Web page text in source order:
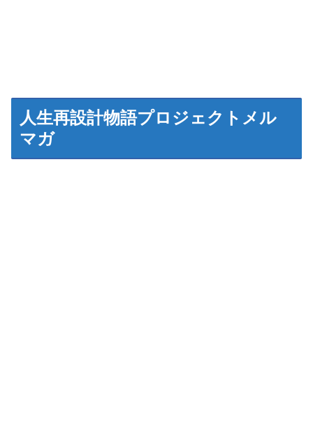
人生再設計物語プロジェクトメル
マガ